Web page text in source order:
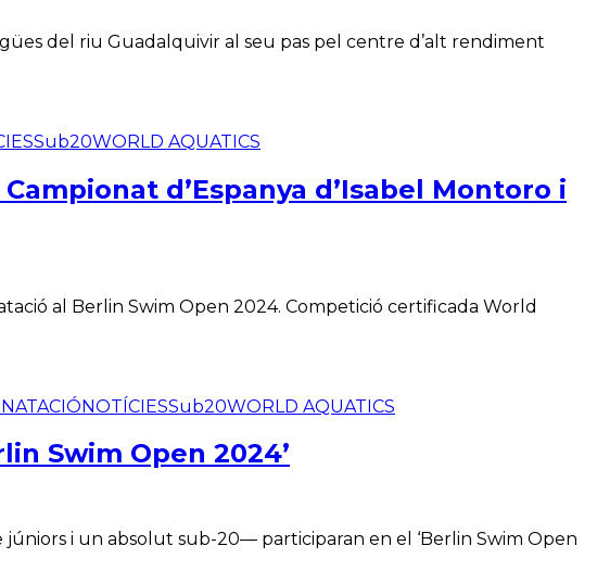
del riu Guadalquivir al seu pas pel centre d’alt rendiment
Sub20WORLD AQUATICS
d’Espanya d’Isabel Montoro i
al Berlin Swim Open 2024. Competició certificada World
NATACIÓNOTÍCIESSub20WORLD AQUATICS
Swim Open 2024’
i un absolut sub-20— participaran en el ‘Berlin Swim Open